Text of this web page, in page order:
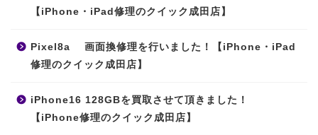
【iPhone・iPad修理のクイック成田店】
Pixel8a 画面換修理を行いました！【iPhone・iPad
修理のクイック成田店】
iPhone16 128GBを買取させて頂きました！
【iPhone修理のクイック成田店】